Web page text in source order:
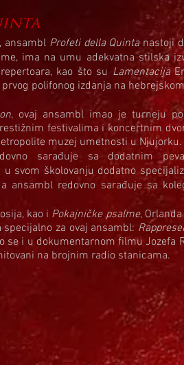
ansambl Profeti della Quintanastoji
ima na umu adekvatna stilska
kao što su Lamentacija
polifonog izdanja na
, ovaj ansambl imao je turneju
festivalima i koncertnim
muzej umetnosti u Njujorku.
sarađuje sa dodatnim
svom školovanju dodatno
ansambl redovno sarađuje sa
kao i Pokajničke psalme,
za ovaj ansambl:
se i u dokumentarnom filmu Jozefa
na brojnim radio stanicama.